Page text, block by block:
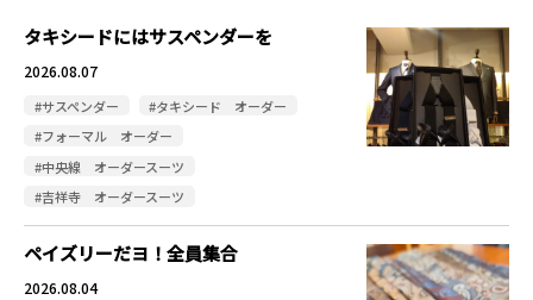
タキシードにはサスペンダーを
2026.08.07
#サスペンダー
#タキシード オーダー
#フォーマル オーダー
#中央線 オーダースーツ
#吉祥寺 オーダースーツ
ペイズリーだヨ！全員集合
2026.08.04